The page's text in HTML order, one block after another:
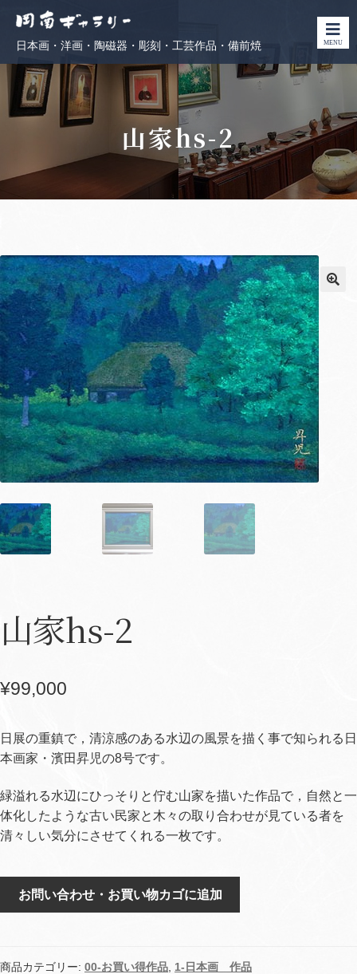
日本画・洋画・陶磁器・彫刻・工芸作品・備前焼 MENU
山家hs-2
山家hs-2
¥99,000
日展の重鎮で，清涼感のある水辺の風景を描く事で知られる日
本画家・濱田昇児の8号です。
緑溢れる水辺にひっそりと佇む山家を描いた作品で，自然と一
体化したような古い民家と木々の取り合わせが見ている者を
清々しい気分にさせてくれる一枚です。
個
お問い合わせ・お買い物カゴに追加
商品カテゴリー: 00-お買い得作品 1-日本画 作品